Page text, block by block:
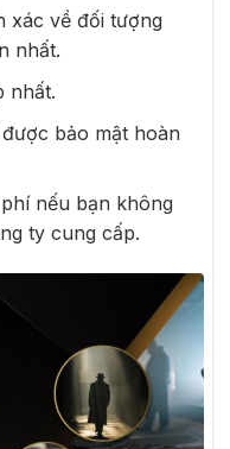
xác về đối tượng
nhất.
nhất.
bảo mật hoàn
nếu bạn không
ty cung cấp.